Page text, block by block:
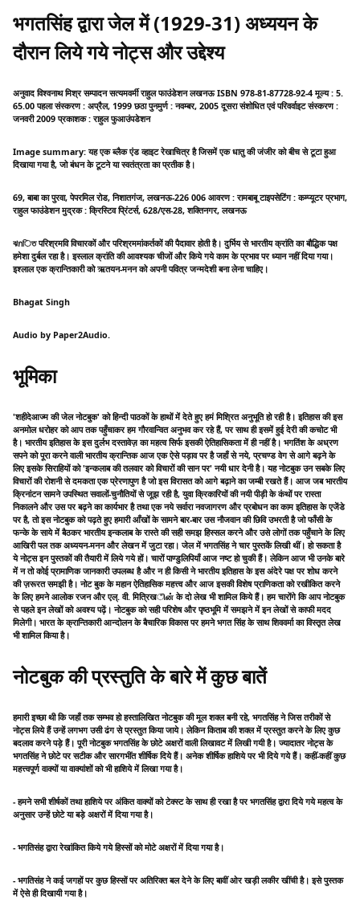
भगतसिंह द्वारा जेल में (1929-31) अध्ययन के
दौरान लिये गये नोट्स और उद्देश्य
अनुवाद विश्वनाथ मिश्र सम्पादन सत्यमवर्मी राहुल फाउंडेशन लखनऊ ISBN 978-81-87728-92-4 मूल्य : 5.
65.00 पहला संस्करण : अप्रैल, 1999 छठा पुनमुर्ण : नवम्बर, 2005 दूसरा संशोधित एवं परिवर्वाइट संस्करण :
जनवरी 2009 प्रकाशक : राहुल फुआउंपडेशन
Image summary: यह एक ब्लैक एंड व्हाइट रेखाचित्र है जिसमें एक धातु की जंजीर को बीच से टूटा हुआ
दिखाया गया है, जो बंधन के टूटने या स्वतंत्रता का प्रतीक है।
69, बाबा का पुरवा, पेपरमिल रोड, निशातगंज, लखनऊ-226 006 आवरण : रामबाबू टाइपसेटिंग : कम्प्यूटर प्रभाग,
राहुल फाउंडेशन मुद्रक : क्रिस्टिव प्रिंटर्स, 628/एस-28, शक्तिनगर, लखनऊ
ঝกিত परिश्रमवि विचारकों और परिश्रममांकर्तकों की पैदावार होती है। दुर्भिय से भारतीय क्रांति का बौद्धिक पक्ष
हमेशा दुर्बल रहा है। इस्लाल क्रांति की आवश्यक चीजों और किये गये काम के प्रभाव पर ध्यान नहीं दिया गया।
इश्लाल एक क्रान्तिकारी को ऋतयन-मनन को अपनी पवित्र जन्मदेशी बना लेना चाहिए।
Bhagat Singh
Audio by Paper2Audio.
भूमिका
'शहीदेआज्म की जेल नोटबुक' को हिन्दी पाठकों के हाथों में देते हुए हमं मिश्रित अनुभूति हो रही है। इतिहास की इस
अनमोल धरोहर को आप तक पहुँचाकर हम गौरवान्वित अनुभव कर रहे हैं, पर साथ ही इसमें हुई देरी की कचोट भी
है। भारतीय इतिहास के इस दुर्लभ दस्तावेज़ का महत्व सिर्फ इसकी ऐतिहासिकता में ही नहीं है। भगतिंश के अध्रण
सपने को पूरा करने वाली भारतीय क्रान्तिक आज एक ऐसे पड़ाव पर है जहाँ से नये, प्रचण्ड वेग से आगे बढ़ने के
लिए इसके सिराहियों को 'इन्कलाब की तलवार को विचारों की सान पर' नयी धार देनी है। यह नोटबुक उन सबके लिए
विचारों की रोशनी से दमकता एक प्रेरणापुण है जो इस विरासत को आगे बढ़ाने का जम्बी रखते हैं। आज जब भारतीय
क्रिनांटन सामने उपस्थित सवालों-चुनौतियों से जूझ रही है, युवा क्रिकारियों की नयी पीड़ी के कंथों पर रास्ता
निकालने और उस पर बढ़ने का कार्यभार है तथा एक नये सर्वारा नवजागरण और प्रबोधन का काम इतिहास के एजेंडे
पर है, तो इस नोटबुक को पढ़ते हुए हमारी आँखों के सामने बार-बार उस नौजवान की छिवि उभरती है जो फाँसी के
फन्के के साये में बैठकर भारतीय इन्कलाब के रास्ते की सही समझ हिस्सल करने और उसे लोगों तक पहुँचाने के लिए
आखिरी पल तक अध्ययन-मनन और लेखन में जुटा रहा। जेल में भगतसिंह ने चार पुस्तकें लिखी थीं। हो सकता है
ये नोट्स इन पुस्तकों की तैयारी में लिये गये हों। चारों पाण्डुलिपियाँ आज नष्ट हो चुकी हैं। लेकिन आज भी उनके बारे
में न तो कोई प्रामाणिक जानकारी उपलब्ध है और न ही किसी ने भारतीय इतिहास के इस अंदेरे पक्ष पर शोध करने
की ज़रूरत समझी है। नोट बुक के महान ऐतिहासिक महत्त्व और आज इसकी विशेष प्राणिकता को रखीकित करने
के लिए हमने आलोक रजन और एल्. वी. मित्रिखின் के दो लेख भी शामिल किये हैं। हम चारोंगे कि आप नोटबुक
से पहले इन लेखों को अवश्य पढ़ें। नोटबुक को सही परिशेष और पृष्ठभूमि में समझने में इन लेखों से काफी मदद
मिलेगी। भारत के क्रान्तिकारी आन्दोलन के बैचारिक विकास पर हमने भगत सिंह के साथ शिववर्मा का विस्तृत लेख
भी शामिल किया है।
नोटबुक की प्रस्तुति के बारे में कुछ बातें
हमारी इच्छा थी कि जहाँ तक सम्भव हो हस्तालिखित नोटबुक की मूल शक्ल बनी रहे, भगतसिंह ने जिस तरीकों से
नोट्स लिये हैं उन्हें लगभग उसी ढंग से प्रस्तुत किया जाये। लेकिन किताब की शक्ल में प्रस्तुत करने के लिए कुछ
बदलाव करने पड़े हैं। पूरी नोटबुक भगतसिंह के छोटे अक्षरों वाली लिखावट में लिखी गयी है। ज्यादातर नोट्स के
भगतसिंह ने छोटे पर सटीक और सारगभींत शीर्षिक दिये हैं। अनेक शीर्षिक हाशिये पर भी दिये गये हैं। कहीं-कहीं कुछ
महत्त्वपूर्ण वाक्यों या वाक्यांशों को भी हाशिये में लिखा गया है।
- हमने सभी शीर्षकों तथा हाशिये पर अंकित वाक्यों को टेक्स्ट के साथ ही रखा है पर भगतसिंह द्वारा दिये गये महत्व के
अनुसार उन्हें छोटे या बड़े अक्षरों में दिया गया है।
- भगतिसंह द्वारा रेखांकित किये गये हिस्सों को मोटे अक्षरों में दिया गया है।
- भगतिसंह ने कई जगहों पर कुछ हिस्सों पर अतिरिक्त बल देने के लिए बावीं ओर खड़ी लकीर खींची है। इसे पुस्तक
में ऐसे ही दिखायी गया है।